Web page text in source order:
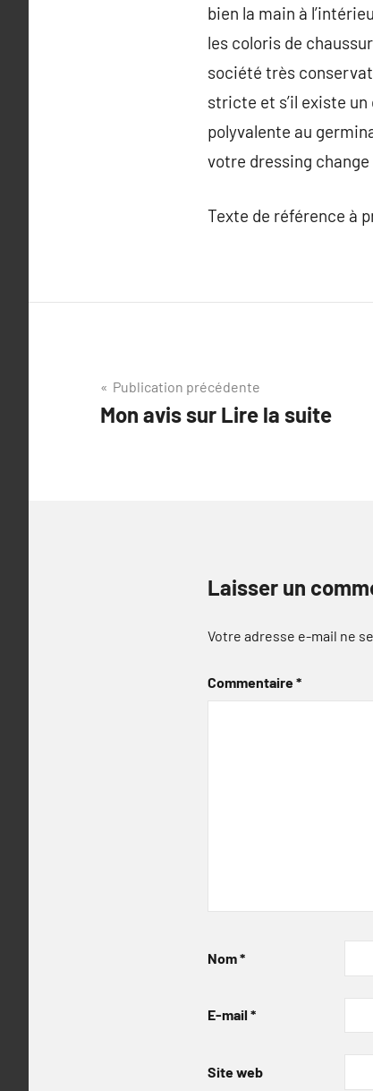
bien la main à
les coloris de
société très
stricte et s’il existe
polyvalente au
votre dressing change
Texte de référence à
Navigation
de
Publication précédente
Mon avis sur Lire la suite
Laisser un
Votre adresse e-mail ne
Commentaire*
Nom*
E-mail *
Site web